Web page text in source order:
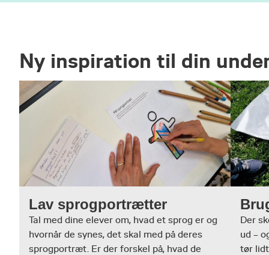
Ny inspiration til din
Lav sprogportrætter
Tal med dine elever om, hvad et sprog er og
hvornår de synes, det skal med på deres
sprogportræt. Er der forskel på, hvad de
Der
ud –
tør